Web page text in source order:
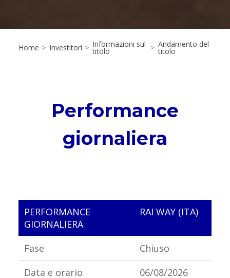
Home > Investitori > Informazioni sul
titolo > Andamento del
titolo
Performance
giornaliera